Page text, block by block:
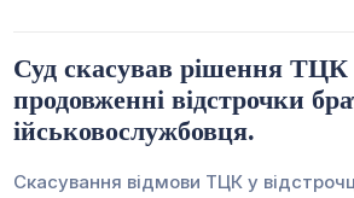
Суд скасував рішення ТЦК
продовженні відстрочки
ійськовослужбовця.
Скасування відмови ТЦК у